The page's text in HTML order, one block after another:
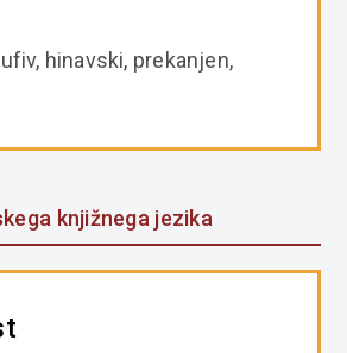
hinavski, prekanjen,
knjižnega jezika